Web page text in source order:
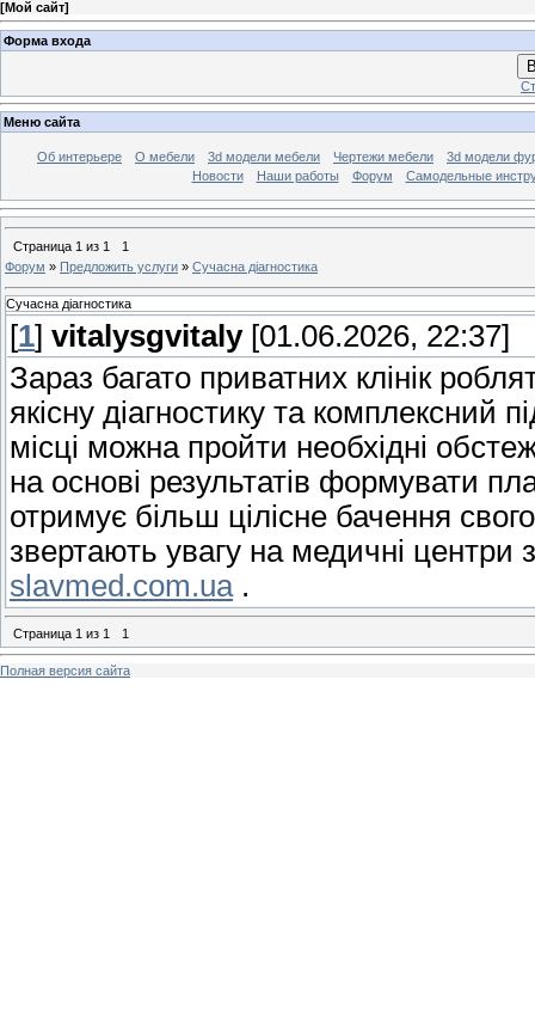
[Мой сайт]
Форма входа
Меню сайта
Об интерьере О мебели 3d модели мебели Чертежи мебели
3d модели
Новости
Наши работы Форум Самодельные
Страница 1 из 1
1
Форум » Предложить услуги » Сучасна діагностика
Сучасна діагностика
[1] vitalysgvitaly[01.06.2026, 22:37]
Зараз багато приватних клінік
якісну діагностику та комплексний
місці можна пройти необхідні
на основі результатів формувати
отримує більш цілісне бачення
звертають увагу на медичні
slavmed.com.ua.
Страница 1 из 1 1
Полная версия сайта